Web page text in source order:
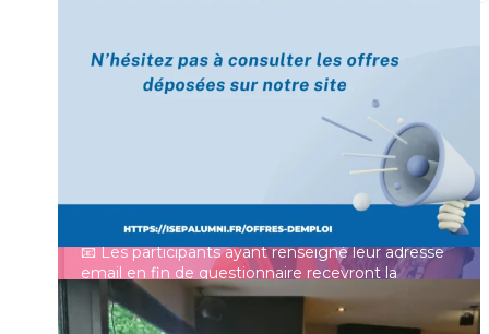
[Enquête IESF 2026] Top départ 🚀
👩‍🎓 Ingénieurs diplômés, vous avez jusqu’au 31
mai pour participer et faire entendre votre voix !
Depuis plus de 60 ans, cette enquête vise à établir
un panorama complet de la situation socio-
professionnelle des ingénieurs et scientifiques
français.
📧 Les participants ayant renseigné leur adresse
email en fin de questionnaire recevront la
synthèse des résultats...Voir plus
il y a 4 mois
Prénom
Mot de passe
Se souvenir de moi